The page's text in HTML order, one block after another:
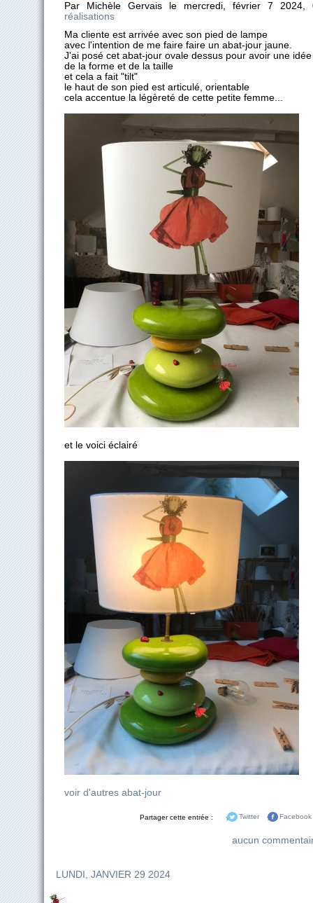
Par Michèle Gervais le mercredi, février 7
réalisations
Ma cliente est arrivée avec son pied de lampe
avec l'intention de me faire faire un abat-jour jaune.
J'ai posé cet abat-jour ovale dessus pour avoir une idée
de la forme et de la taille
et cela a fait "tilt"
le haut de son pied est articulé, orientable
cela accentue la légèreté de cette petite femme...
et le voici éclairé
voir d'autres abat-jour
Partager cette entrée : Twitter Facebook
aucun
LUNDI, JANVIER 29 2024